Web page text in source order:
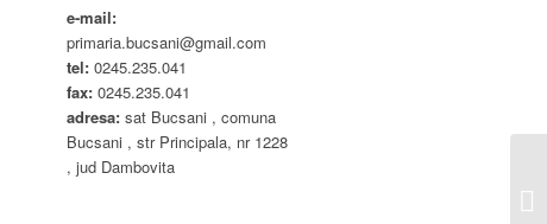
e-mail:
primaria.bucsani@gmail.com
tel: 0245.235.041
fax: 0245.235.041
adresa: sat Bucsani , comuna
Bucsani , str Principala, nr 1228
, jud Dambovita